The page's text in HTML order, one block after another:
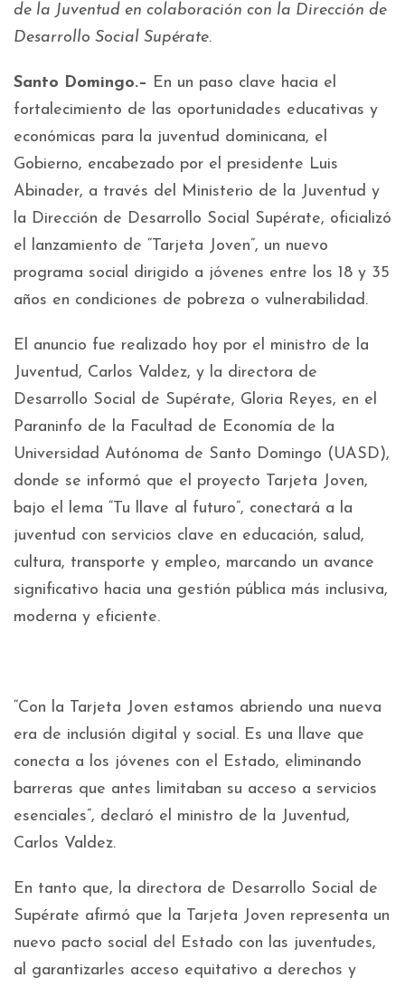
de la Juventud en colaboración con la Dirección de
Desarrollo Social Supérate.
Santo Domingo.– En un paso clave hacia el
fortalecimiento de las oportunidades educativas y
económicas para la juventud dominicana, el
Gobierno, encabezado por el presidente Luis
Abinader, a través del Ministerio de la Juventud y
la Dirección de Desarrollo Social Supérate, oficializó
el lanzamiento de “Tarjeta Joven”, un nuevo
programa social dirigido a jóvenes entre los 18 y 35
años en condiciones de pobreza o vulnerabilidad.
El anuncio fue realizado hoy por el ministro de la
Juventud, Carlos Valdez, y la directora de
Desarrollo Social de Supérate, Gloria Reyes, en el
Paraninfo de la Facultad de Economía de la
Universidad Autónoma de Santo Domingo (UASD),
donde se informó que el proyecto Tarjeta Joven,
bajo el lema “Tu llave al futuro”, conectará a la
juventud con servicios clave en educación, salud,
cultura, transporte y empleo, marcando un avance
significativo hacia una gestión pública más inclusiva,
moderna y eficiente.
“Con la Tarjeta Joven estamos abriendo una nueva
era de inclusión digital y social. Es una llave que
conecta a los jóvenes con el Estado, eliminando
barreras que antes limitaban su acceso a servicios
esenciales”, declaró el ministro de la Juventud,
Carlos Valdez.
En tanto que, la directora de Desarrollo Social de
Supérate afirmó que la Tarjeta Joven representa un
nuevo pacto social del Estado con las juventudes,
al garantizarles acceso equitativo a derechos y